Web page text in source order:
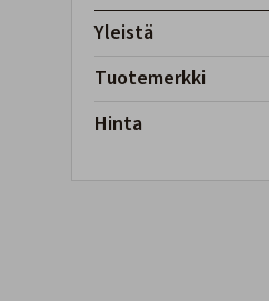
Yleistä
Tuotemerkki
Hinta